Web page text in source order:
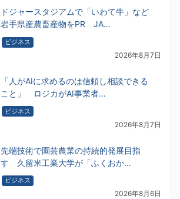
ドジャースタジアムで「いわて牛」など
岩手県産農畜産物をPR JA…
ビジネス
2026年8月7日
「人がAIに求めるのは信頼し相談できる
こと」 ロジカがAI事業者…
ビジネス
2026年8月7日
先端技術で園芸農業の持続的発展目指
す 久留米工業大学が「ふくおか…
ビジネス
2026年8月6日